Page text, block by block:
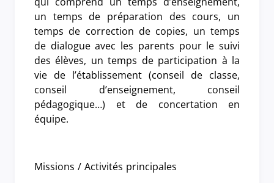
un temps de préparation des cours, un
temps de correction de copies, un temps
de dialogue avec les parents pour le suivi
des élèves, un temps de participation à la
vie de l’établissement (conseil de classe,
conseil d’enseignement, conseil
pédagogique…) et de concertation en
équipe.
Missions / Activités principales